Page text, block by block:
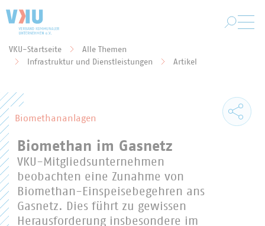
Sie befinden sich hier:
VKU-Startseite
Alle Themen
Infrastruktur und Dienstleistungen
Artikel
Biomethananlagen
Biomethan im Gasnetz
VKU-Mitgliedsunternehmen
beobachten eine Zunahme von
Biomethan-Einspeisebegehren ans
Gasnetz. Dies führt zu gewissen
Herausforderung insbesondere im